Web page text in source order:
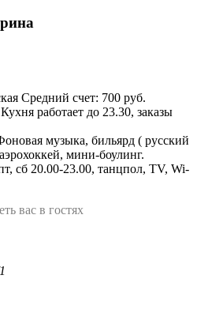
Средний счет: 700 руб.
работает до 23.30, заказы
музыка, бильярд ( русский
мини-боулинг.
сб 20.00-23.00, танцпол, TV, Wi-
вас в гостях